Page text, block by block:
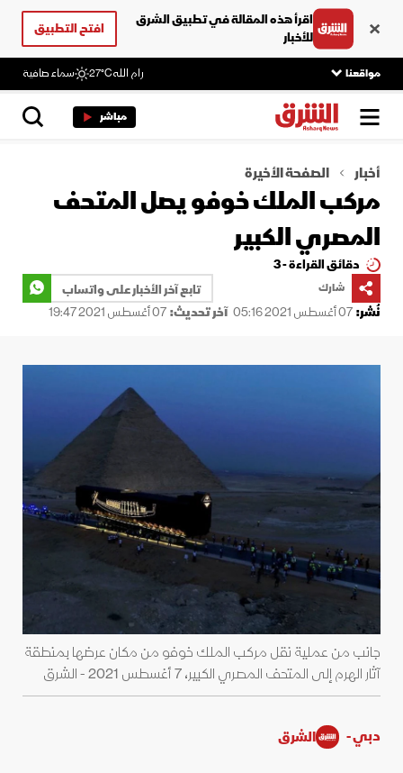
اقرأ هذه المقالة في تطبيق الشرق
للأخبار
افتح التطبيق
مواقعنا رام الله27°C سماء صافية
مباشر
أخبار الصفحة الأخيرة
مركب الملك خوفو يصل المتحف
المصري الكبير
دقائق القراءة - 3
شارك
تابع آخر الأخبار على واتساب
نُشر:07 أغسطس 2021 05:16 آخر تحديث:07 أغسطس 2021 19:47
جانب من عملية نقل مركب الملك خوفو من مكان عرضها بمنطقة
آثار الهرم إلى المتحف المصري الكبير، 7 أغسطس 2021 - الشرق
دبي - الشرق